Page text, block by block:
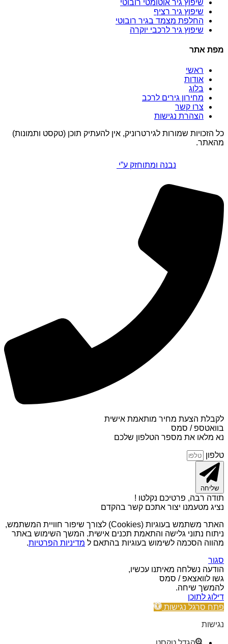
שיפוץ גיר אוטומטי רובוטי
שיפוץ גיר רציף
החלפת מצמד בגיר רובוטי
שיפוץ גיר לרכבי יוקרה
מפת אתר
ראשי
אודות
בלוג
מחירון גירים לרכב
צרו קשר
הצהרת נגישות
כל הזכויות שמורות לגירטרוניק, אין להעתיק תוכן (טקסט ותמונות)
מהאתר.
נבנה ומתוחזק ע”י
לקבלת הצעת מחיר מותאמת אישית
בוואטספ / סמס
נא מלאו את מספר הטלפון שלכם
טלפון
שליחה
תודה רבה, פרטיכם נקלטו !
נציג מטעמנו יצור אתכם קשר בהקדם
האתר משתמש בעוגיות (Cookies) לצורך שיפור חוויית המשתמש,
ניתוח נתוני גלישה והתאמת תכנים אישית. המשך השימוש באתר
מהווה הסכמה לשימוש בעוגיות בהתאם ל מדיניות הפרטיות.
סגור
הודעה נשלחה מאיתנו עכשיו,
גשו לוואצאפ / סמס
להמשך שיחה.
דילוג לתוכן
פתח סרגל נגישות
נגישות